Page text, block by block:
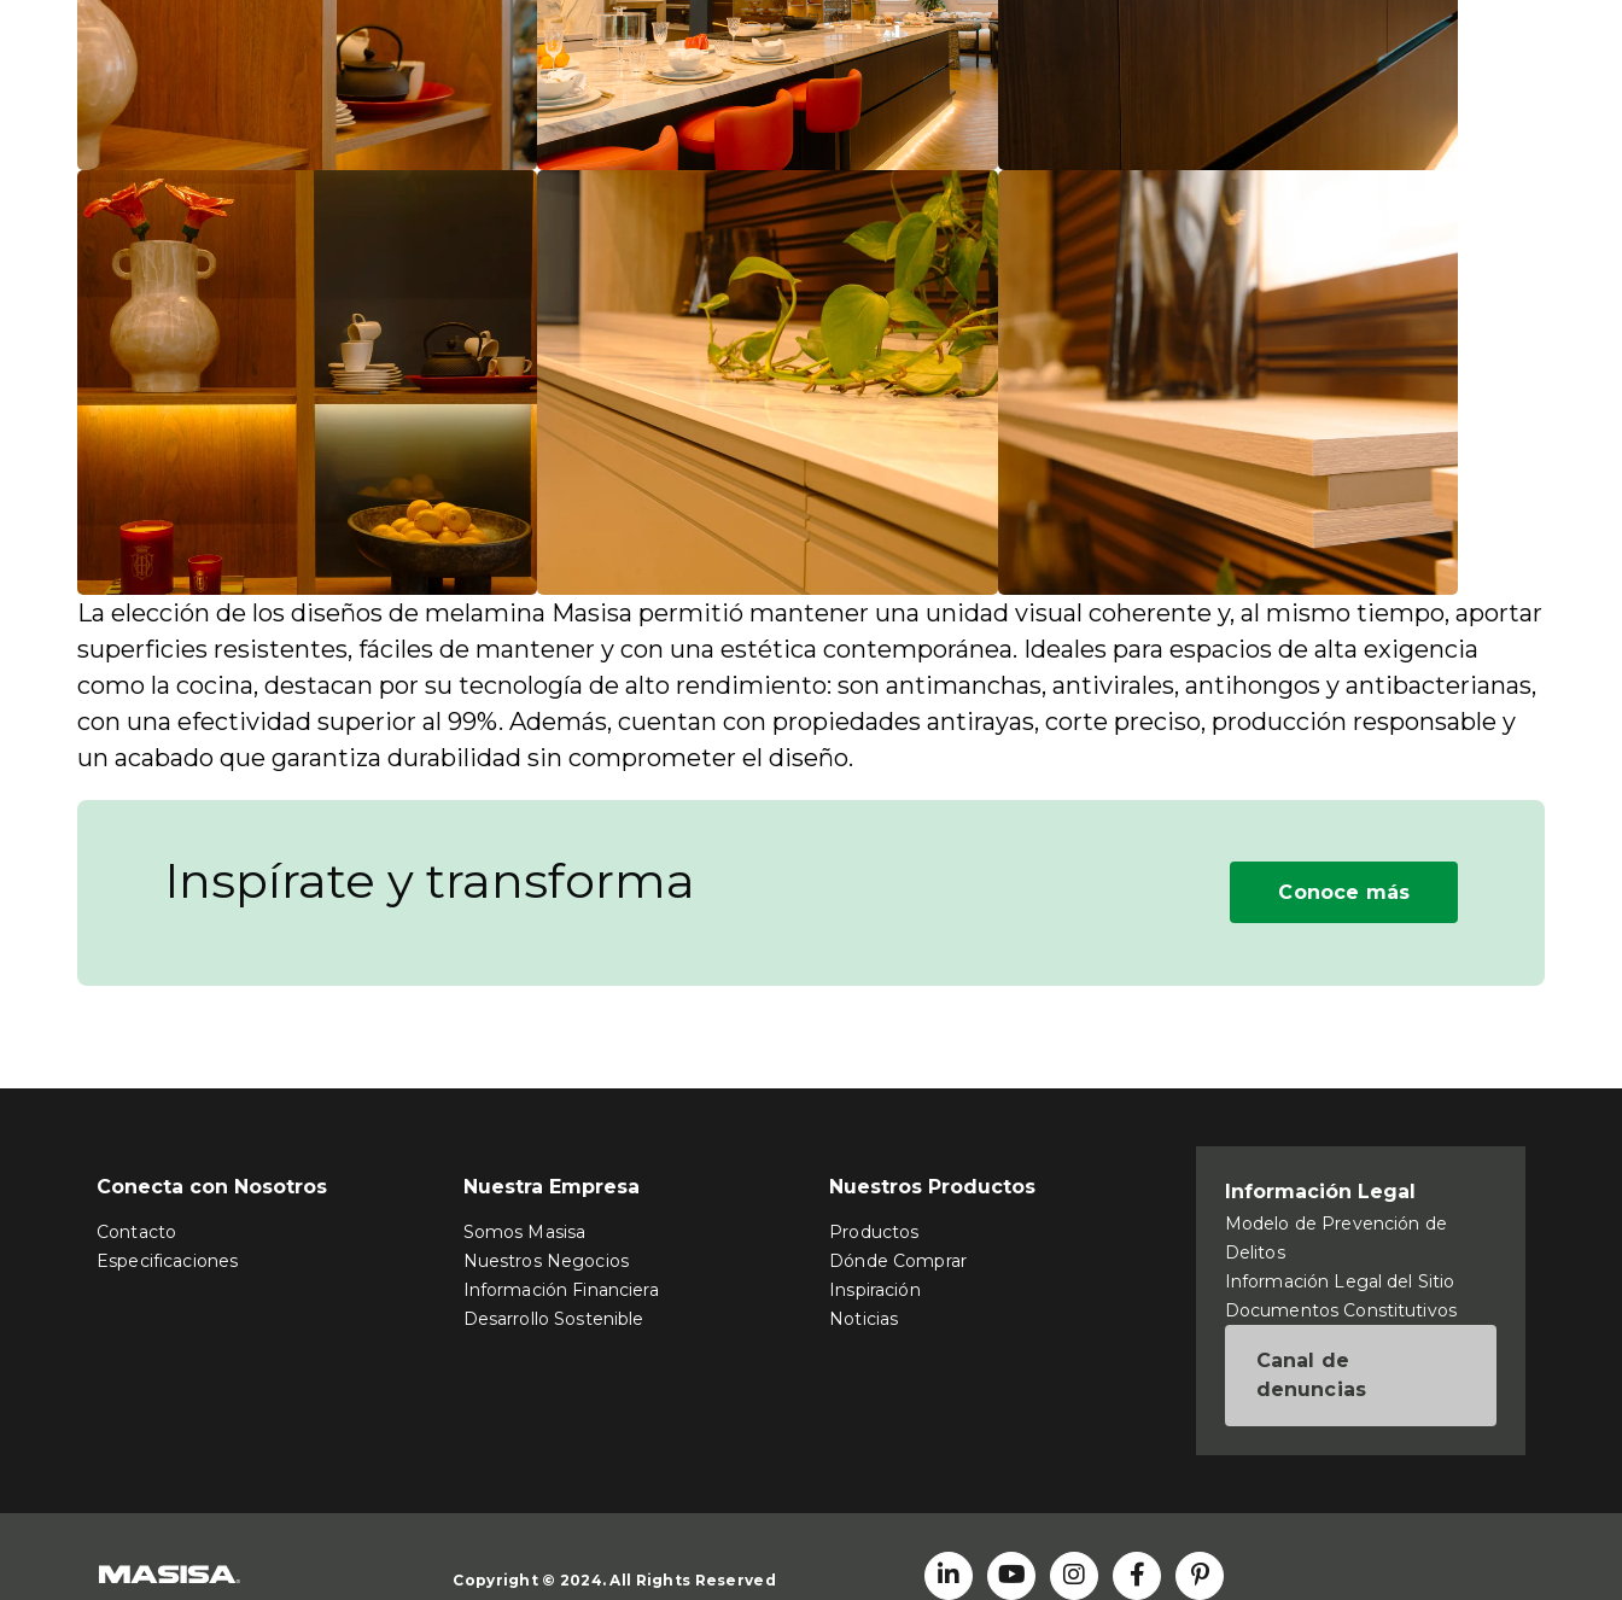
La elección de los diseños de melamina Masisa permitió mantener una unidad visual coherente y, al mismo tiempo, aportar
superficies resistentes, fáciles de mantener y con una estética contemporánea. Ideales para espacios de alta exigencia
como la cocina, destacan por su tecnología de alto rendimiento: son antimanchas, antivirales, antihongos y antibacterianas,
con una efectividad superior al 99%. Además, cuentan con propiedades antirayas, corte preciso, producción responsable y
un acabado que garantiza durabilidad sin comprometer el diseño.
Inspírate y transforma Conoce más
Conecta con Nosotros
Contacto
Especificaciones
Nuestra Empresa
Somos Masisa
Nuestros Negocios
Información Financiera
Desarrollo Sostenible
Nuestros Productos
Productos
Dónde Comprar
Inspiración
Noticias
Información Legal
Modelo de Prevención de
Delitos
Información Legal del Sitio
Documentos Constitutivos
Canal de
denuncias
Copyright © 2024. All Rights Reserved